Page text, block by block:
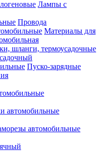
Лампы с
Провода
Материалы для
шланги, термоусадочные
Пуско-зарядные
автомобильные
автомобильные